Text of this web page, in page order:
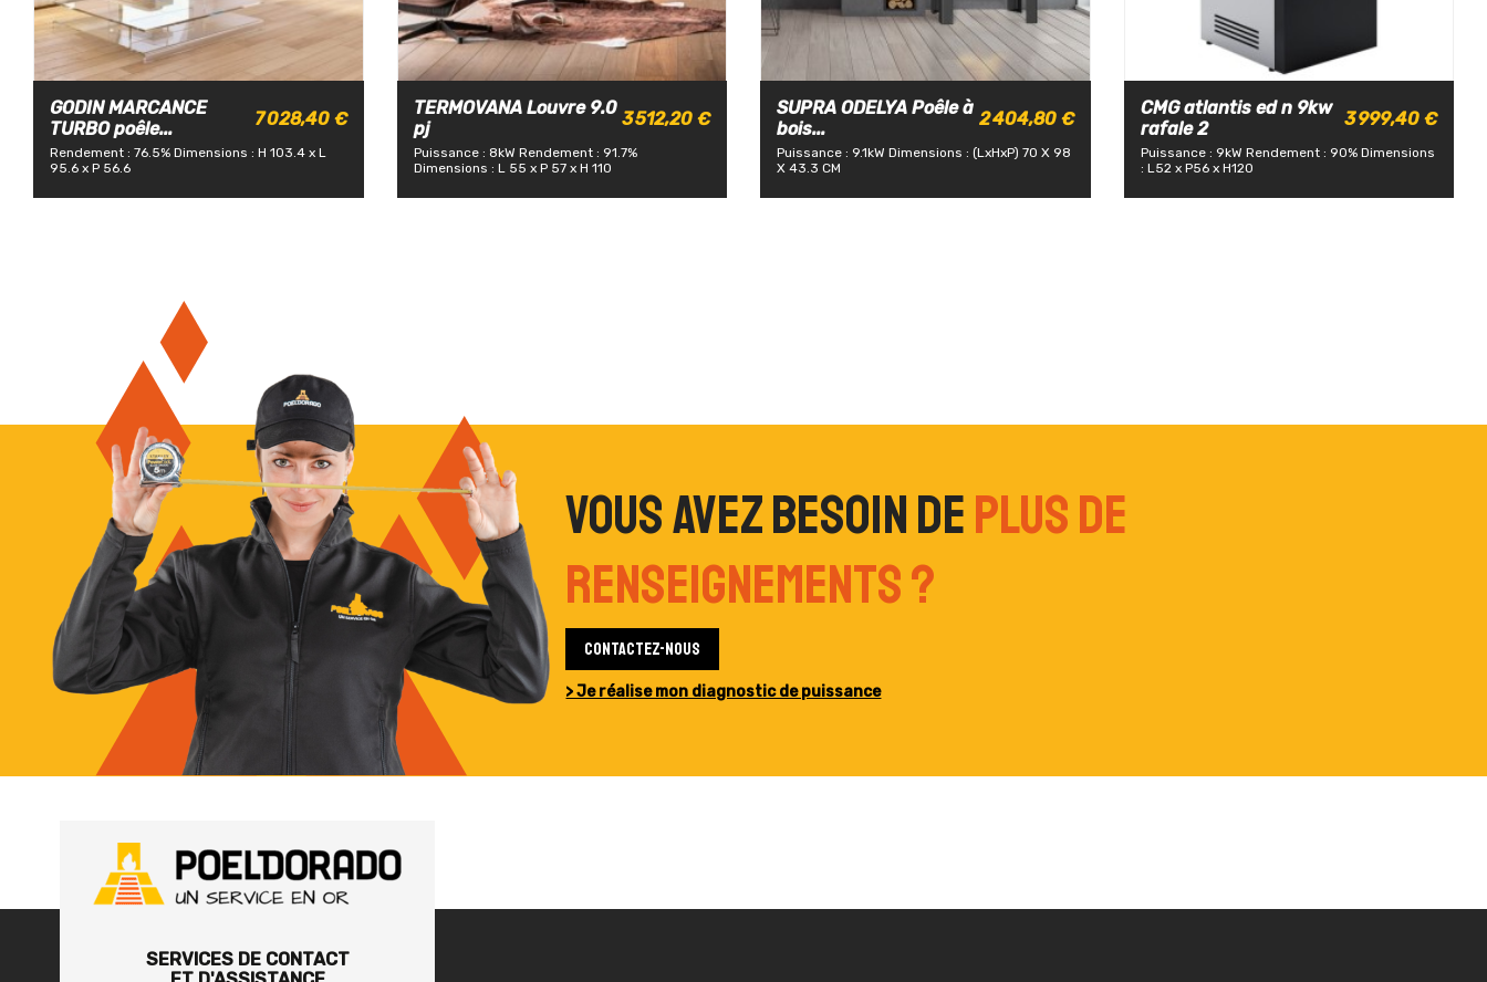
GODIN MARCANCE
TURBO poêle...
7 028,40 €
Rendement : 76.5% Dimensions : H 103.4 x L
95.6 x P 56.6
TERMOVANA Louvre 9.0
pj
3 512,20 €
Puissance : 8kW Rendement : 91.7%
Dimensions : L 55 x P 57 x H 110
SUPRA ODELYA Poêle à
bois...
2 404,80 €
Puissance : 9.1kW Dimensions : (LxHxP) 70 X 98
X 43.3 CM
CMG atlantis ed n 9kw
rafale 2
3 999,40 €
Puissance : 9kW Rendement : 90% Dimensions
: L52 x P56 x H120
Vous avez besoin deplus de
renseignements ?
Contactez-nous
> Je réalise mon diagnostic de puissance
SERVICES DE CONTACT